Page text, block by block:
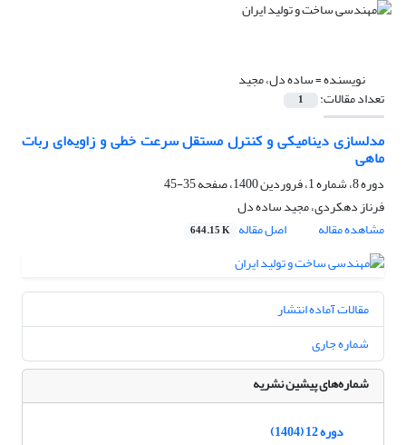
نویسنده =ساده دل، مجید
تعداد مقالات: 1
مدلسازی دینامیکی و کنترل مستقل سرعت خطی و زاویه‌ای ربات
ماهی
دوره 8، شماره 1، فروردین 1400، صفحه
35-45
فرناز دهکردی، مجید ساده دل
مشاهده مقاله
اصل مقاله 644.15 K
مقالات آماده انتشار
شماره جاری
شماره‌های پیشین نشریه
دوره 12 (1404)